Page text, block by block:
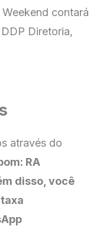
contará
Diretoria,
através do
RA
disso, você